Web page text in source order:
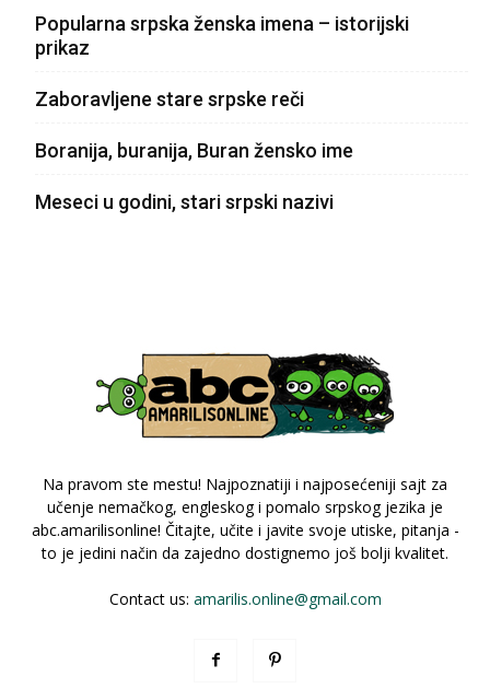
Popularna srpska ženska imena – istorijski
prikaz
Zaboravljene stare srpske reči
Boranija, buranija, Buran žensko ime
Meseci u godini, stari srpski nazivi
Na pravom ste mestu! Najpoznatiji i najposećeniji sajt za
učenje nemačkog, engleskog i pomalo srpskog jezika je
abc.amarilisonline! Čitajte, učite i javite svoje utiske, pitanja -
to je jedini način da zajedno dostignemo još bolji kvalitet.
Contact us: amarilis.online@gmail.com